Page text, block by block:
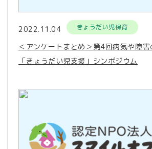
2022.11.04 きょうだい児保育
＜アンケートまとめ＞第4回病気や障
「きょうだい児支援」シンポジウム